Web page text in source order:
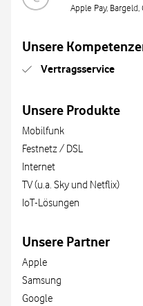
Apple Pay, Bargeld,
Unsere
Vertragsservice
Unsere Produkte
Mobilfunk
Festnetz / DSL
Internet
TV (u.a. Sky und Netflix)
IoT-Lösungen
Unsere Partner
Apple
Samsung
Google